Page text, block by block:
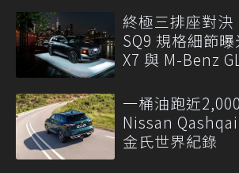
終極三排座對
SQ9 規格細節
X7 與 M-Benz
一桶油跑近
Nissan Qashqai
金氏世界紀錄